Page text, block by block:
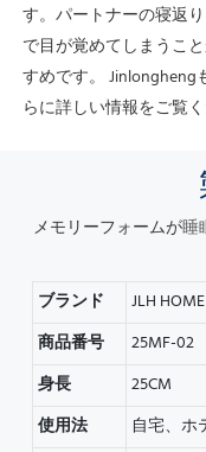
す。 パートナーの寝返
で目が覚めてしまうこ
すめです。 Jinlongheng
らに詳しい情報をご覧く
メモリーフォームが睡
ブランド
JLH HOME
商品番号
25MF-02
身長
25CM
使用法
自宅、ホ